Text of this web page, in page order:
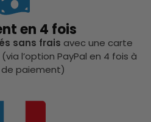
en 4 fois
sans frais avec une carte
l’option PayPal en 4 fois à
paiement)